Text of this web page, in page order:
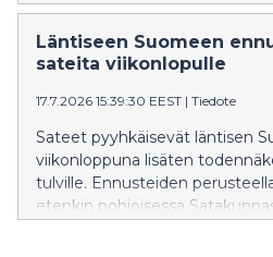
Satakuntaan, Varsinais-
Päijät-Hämeeseen,
yhteensä noin 2,26 miljoonaa
maksamista valtion
Läntiseen Suomeen
sateita viikonlopulle
17.7.2026 15:39:30 EEST | Tiedote
Sateet pyyhkäisevät läntisen
viikonloppuna lisäten
tulville. Ennusteiden
etenkin pohjoisessa